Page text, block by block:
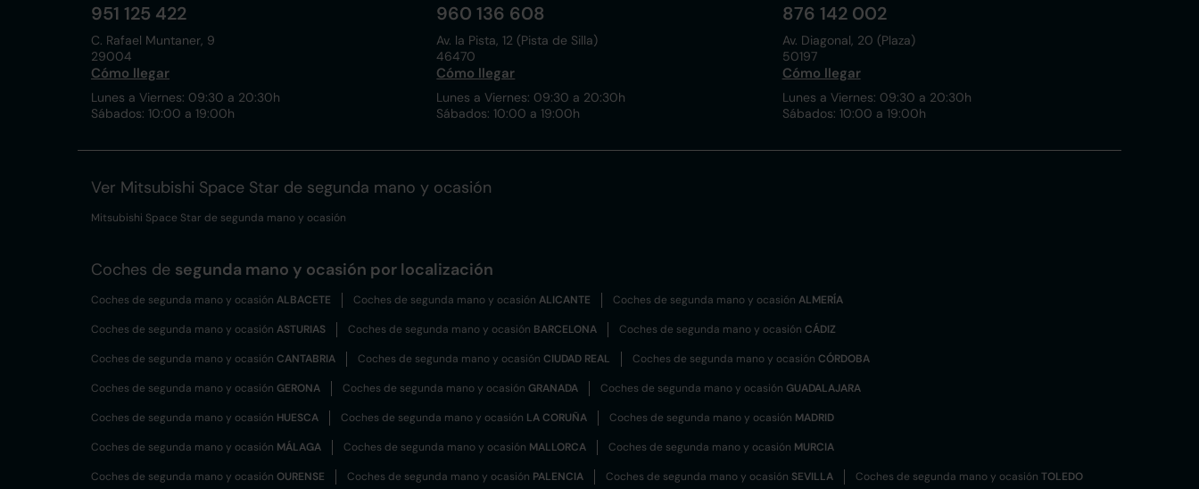
951 125 422
C. Rafael Muntaner, 9
29004
Cómo llegar
Lunes a Viernes: 09:30 a 20:30h
Sábados: 10:00 a 19:00h
960 136 608
Av. la Pista, 12 (Pista de Silla)
46470
Cómo llegar
Lunes a Viernes: 09:30 a 20:30h
Sábados: 10:00 a 19:00h
876 142 002
Av. Diagonal, 20 (Plaza)
50197
Cómo llegar
Lunes a Viernes: 09:30 a 20:30h
Sábados: 10:00 a 19:00h
Ver Mitsubishi Space Star de segunda mano y ocasión
Mitsubishi Space Star de segunda mano y ocasión
Coches de segunda mano y ocasión por localización
Coches de segunda mano y ocasión ALBACETE Coches de segunda mano y ocasión ALICANTE Coches de segunda mano y ocasión ALMERÍA
Coches de segunda mano y ocasión ASTURIAS Coches de segunda mano y ocasión BARCELONA Coches de segunda mano y ocasión CÁDIZ
Coches de segunda mano y ocasión CANTABRIA Coches de segunda mano y ocasión CIUDAD REAL Coches de segunda mano y ocasión CÓRDOBA
Coches de segunda mano y ocasión GERONA Coches de segunda mano y ocasión GRANADA Coches de segunda mano y ocasión GUADALAJARA
Coches de segunda mano y ocasión HUESCA Coches de segunda mano y ocasión LA CORUÑA Coches de segunda mano y ocasión MADRID
Coches de segunda mano y ocasión MÁLAGA Coches de segunda mano y ocasión MALLORCA Coches de segunda mano y ocasión MURCIA
Coches de segunda mano y ocasión OURENSE Coches de segunda mano y ocasión PALENCIA Coches de segunda mano y ocasión SEVILLA Coches de segunda mano y ocasión TOLEDO